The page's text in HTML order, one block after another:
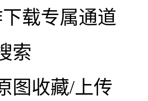
载专属通道
索
图收藏/上传